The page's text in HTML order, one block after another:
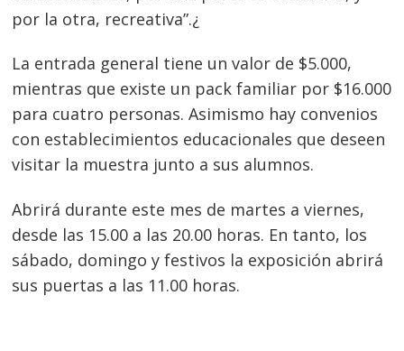
por la otra, recreativa”.¿
La entrada general tiene un valor de $5.000,
mientras que existe un pack familiar por $16.000
para cuatro personas. Asimismo hay convenios
con establecimientos educacionales que deseen
visitar la muestra junto a sus alumnos.
Abrirá durante este mes de martes a viernes,
desde las 15.00 a las 20.00 horas. En tanto, los
sábado, domingo y festivos la exposición abrirá
sus puertas a las 11.00 horas.
entradas